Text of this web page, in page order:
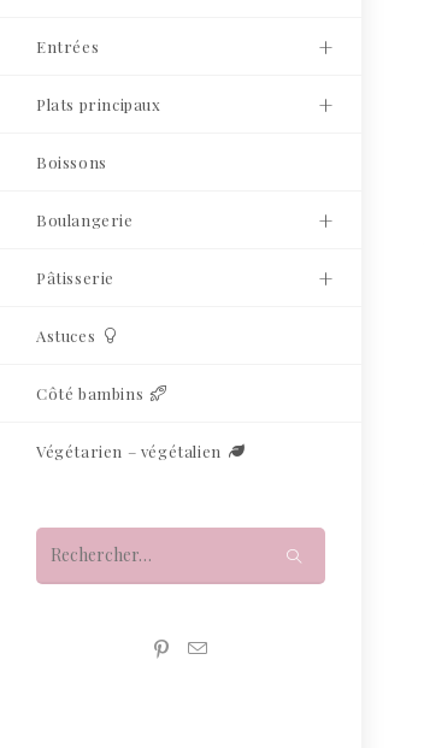
Entrées
Plats principaux
Boissons
Boulangerie
Pâtisserie
Astuces
Côté bambins
Végétarien – végétalien